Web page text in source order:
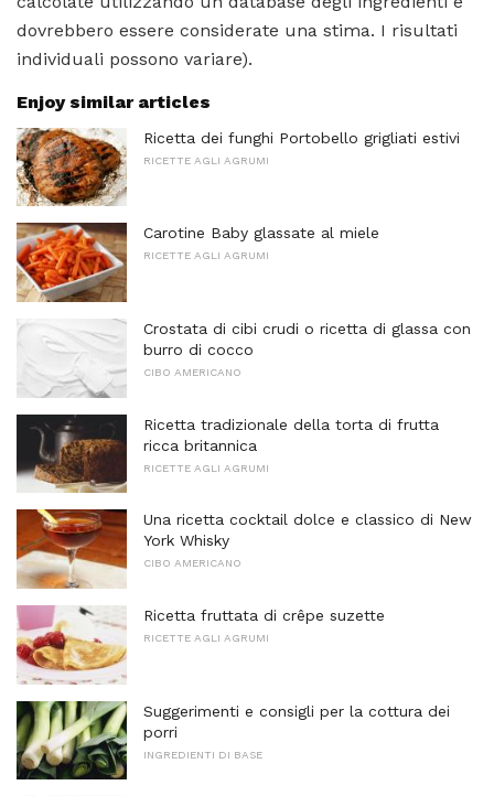
dovrebbero essere considerate una stima. I risultati
individuali possono variare).
Enjoy similar articles
Ricetta dei funghi Portobello grigliati estivi
RICETTE AGLI AGRUMI
Carotine Baby glassate al miele
RICETTE AGLI AGRUMI
Crostata di cibi crudi o ricetta di glassa con
burro di cocco
CIBO AMERICANO
Ricetta tradizionale della torta di frutta
ricca britannica
RICETTE AGLI AGRUMI
Una ricetta cocktail dolce e classico di New
York Whisky
CIBO AMERICANO
Ricetta fruttata di crêpe suzette
RICETTE AGLI AGRUMI
Suggerimenti e consigli per la cottura dei
porri
INGREDIENTI DI BASE